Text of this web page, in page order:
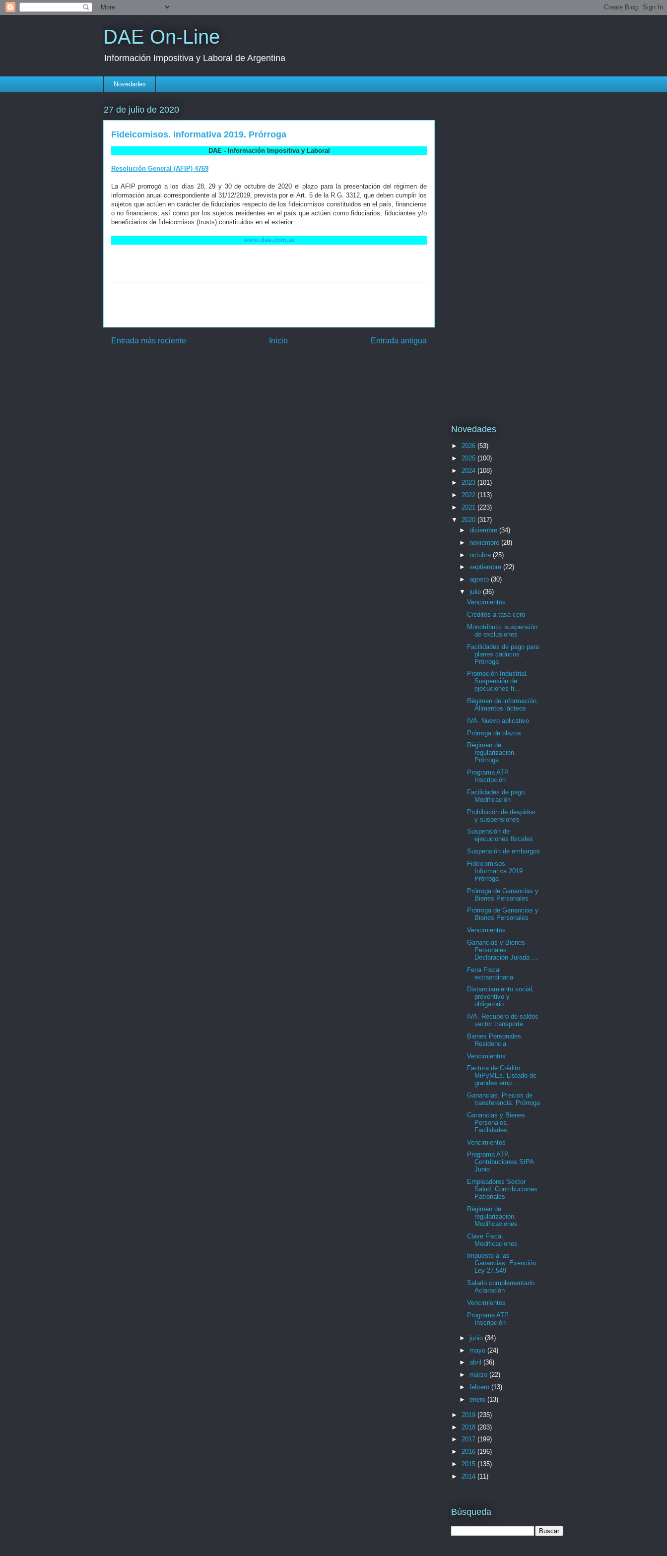
DAE On-Line
Información Impositiva y Laboral de Argentina
Novedades
27 de julio de 2020
Fideicomisos. Informativa 2019. Prórroga
DAE - Información Impositiva y Laboral
Resolución General (AFIP) 4769
La AFIP prorrogó a los días 28, 29 y 30 de octubre de 2020 el plazo para la presentación del régimen de
información anual correspondiente al 31/12/2019, prevista por el Art. 5 de la R.G. 3312, que deben cumplir los
sujetos que actúen en carácter de fiduciarios respecto de los fideicomisos constituidos en el país, financieros
o no financieros, así como por los sujetos residentes en el país que actúen como fiduciarios, fiduciantes y/o
beneficiarios de fideicomisos (trusts) constituidos en el exterior.
www.dae.com.ar
Entrada más reciente Entrada antigua
Inicio
Novedades
► 2026 (53)
► 2025 (100)
► 2024 (108)
► 2023 (101)
► 2022 (113)
► 2021 (223)
▼ 2020 (317)
► diciembre (34)
► noviembre (28)
► octubre (25)
► septiembre (22)
► agosto (30)
▼ julio (36)
Vencimientos
Créditos a tasa cero
Monotributo. suspensión
de exclusiones
Facilidades de pago para
planes caducos.
Prórroga
Promoción Industrial.
Suspensión de
ejecuciones fi...
Régimen de información.
Alimentos lácteos
IVA. Nuevo aplicativo
Prórroga de plazos
Régimen de
regularización.
Prórroga
Programa ATP.
Inscripción
Facilidades de pago.
Modificación
Prohibición de despidos
y suspensiones
Suspensión de
ejecuciones fiscales
Suspensión de embargos
Fideicomisos.
Informativa 2019.
Prórroga
Prórroga de Ganancias y
Bienes Personales
Prórroga de Ganancias y
Bienes Personales
Vencimientos
Ganancias y Bienes
Personales.
Declaración Jurada ...
Feria Fiscal
extraordinaria
Distanciamiento social,
preventivo y
obligatorio
IVA. Recupero de saldos
sector transporte
Bienes Personales.
Residencia
Vencimientos
Factura de Crédito
MiPyMEs. Listado de
grandes emp...
Ganancias. Precios de
transferencia. Prórroga
Ganancias y Bienes
Personales.
Facilidades
Vencimientos
Programa ATP.
Contribuciones SIPA
Junio
Empleadores Sector
Salud. Contribuciones
Patronales
Régimen de
regularización.
Modificaciones
Clave Fiscal.
Modificaciones
Impuesto a las
Ganancias. Exención
Ley 27.549
Salario complementario.
Aclaración
Vencimientos
Programa ATP.
Inscripción
► junio (34)
► mayo (24)
► abril (36)
► marzo (22)
► febrero (13)
► enero (13)
► 2019 (235)
► 2018 (203)
► 2017 (199)
► 2016 (196)
► 2015 (135)
► 2014 (11)
Búsqueda